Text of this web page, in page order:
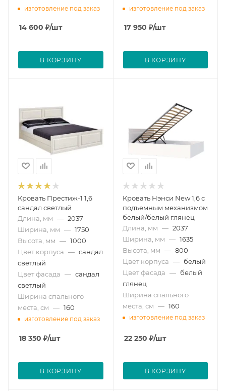
изготовление под заказ
14 600 ₽/шт
В КОРЗИНУ
изготовление под заказ
17 950 ₽/шт
В КОРЗИНУ
Кровать Престиж-1 1,6
сандал светлый
Длина, мм — 2037
Ширина, мм — 1750
Высота, мм — 1000
Цвет корпуса — сандал
светлый
Цвет фасада — сандал
светлый
Ширина спального
места, см — 160
изготовление под заказ
18 350 ₽/шт
В КОРЗИНУ
Кровать Нэнси New 1,6 с
подъемным механизмом
белый/белый глянец
Длина, мм — 2037
Ширина, мм — 1635
Высота, мм — 800
Цвет корпуса — белый
Цвет фасада — белый
глянец
Ширина спального
места, см — 160
изготовление под заказ
22 250 ₽/шт
В КОРЗИНУ